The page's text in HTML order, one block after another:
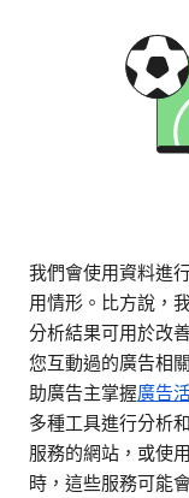
我們會使用資料進
用情形。比方說，
分析結果可用於改
您互動過的廣告相
助廣告主掌握廣告
多種工具進行分析
服務的網站，或使
時，這些服務可能